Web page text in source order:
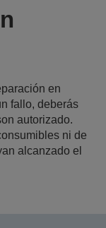
en
fallo, deberás
autorizado.
ni de
alcanzado el